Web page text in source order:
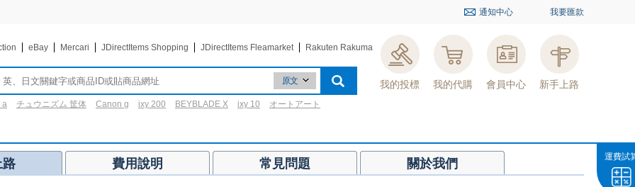
通知中心 我要匯款
eBay Mercari JDirectItems Shopping JDirectItems Fleamarket Rakuten Rakuma
原文
原文
a チュウニズム 筐体 Canon g ixy 200 BEYBLADE X ixy 10
オートアート
我的投標 我的代購 會員中心 新手上路
運費試
路 費用說明 常見問題 關於我們